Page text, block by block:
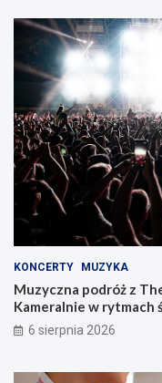
KONCERTY MUZYKA
Muzyczna podróż z
Kameralnie w rytmach
6 sierpnia 2026